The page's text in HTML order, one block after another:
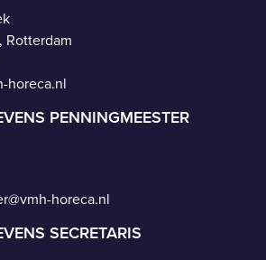
Rotterdam
horeca.nl
PENNINGMEESTER
horeca.nl
SECRETARIS